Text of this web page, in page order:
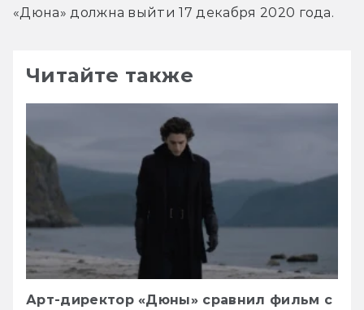
«Дюна» должна выйти 17 декабря 2020 года.
Читайте также
Арт-директор «Дюны» сравнил фильм с